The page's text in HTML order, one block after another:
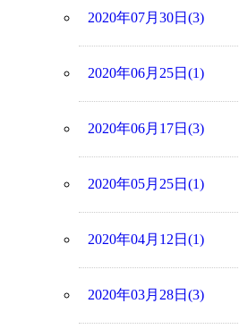
2020年07月30日(3)
2020年06月25日(1)
2020年06月17日(3)
2020年05月25日(1)
2020年04月12日(1)
2020年03月28日(3)